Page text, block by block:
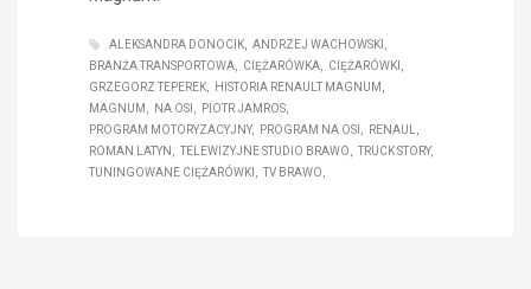
ALEKSANDRA DONOCIK
ANDRZEJ WACHOWSKI
BRANŻA TRANSPORTOWA
CIĘŻARÓWKA
CIĘŻARÓWKI
GRZEGORZ TEPEREK
HISTORIA RENAULT MAGNUM
MAGNUM
NA OSI
PIOTR JAMROS
PROGRAM MOTORYZACYJNY
PROGRAM NA OSI
RENAUL
ROMAN LATYN
TELEWIZYJNE STUDIO BRAWO
TRUCK STORY
TUNINGOWANE CIĘŻARÓWKI
TV BRAWO